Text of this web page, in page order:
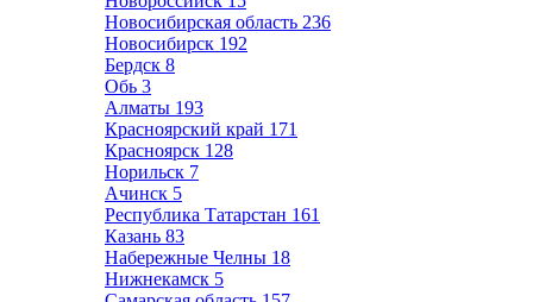
Новосибирская область 236
Новосибирск 192
Бердск 8
Обь 3
Алматы 193
Красноярский край 171
Красноярск 128
Норильск 7
Ачинск 5
Республика Татарстан 161
Казань 83
Набережные Челны 18
Нижнекамск 5